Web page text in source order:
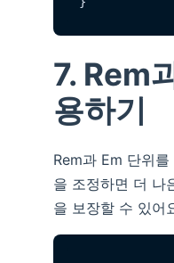
7. Rem
용하기
Rem과 Em 단위
을 조정하면 더 나
을 보장할 수 있어